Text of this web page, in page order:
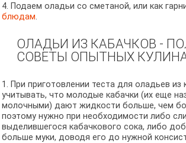
4. Подаем оладьи со сметаной, или как
блюдам.
ОЛАДЬИ ИЗ КАБАЧКОВ -
СОВЕТЫ ОПЫТНЫХ
1. При приготовлении теста для оладьев из
учитывать, что молодые кабачки (их еще
молочными) дают жидкости больше, чем
поэтому нужно при необходимости либо
выделившегося кабачкового сока, либо
больше муки, доводя его до нужной